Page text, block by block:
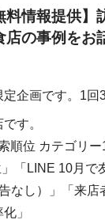
料情報提供】
店の事例をお
企画です。1回
す。
順位 カテゴリ
「LINE 10月で
なし）」「来
」